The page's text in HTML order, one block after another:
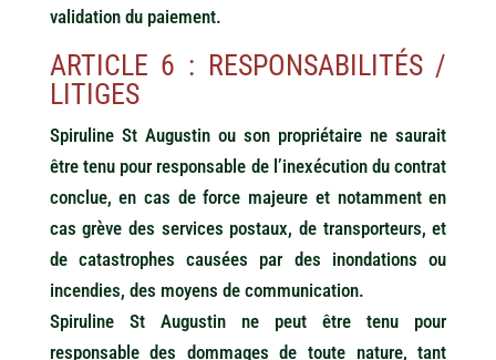
validation du paiement.
ARTICLE 6 : RESPONSABILITÉS /
LITIGES
Spiruline St Augustin ou son propriétaire ne saurait
être tenu pour responsable de l’inexécution du contrat
conclue, en cas de force majeure et notamment en
cas grève des services postaux, de transporteurs, et
de catastrophes causées par des inondations ou
incendies, des moyens de communication.
Spiruline St Augustin ne peut être tenu pour
responsable des dommages de toute nature, tant